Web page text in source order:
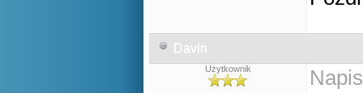
Davin
Użytkownik